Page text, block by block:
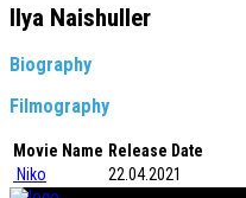
Ilya Naishuller
Biography
Filmography
Movie Name Release Date
Niko
22.04.2021